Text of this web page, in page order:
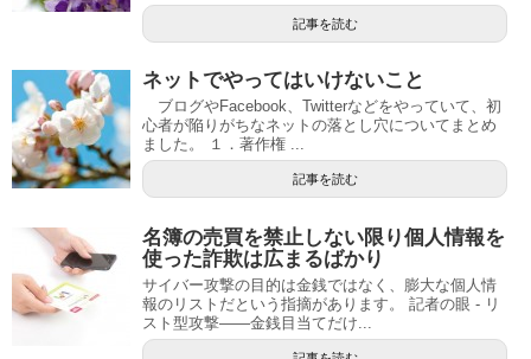
記事を読む
ネットでやってはいけないこと
ブログやFacebook、Twitterなどをやっていて、初
心者が陥りがちなネットの落とし穴についてまとめ
ました。 １．著作権 ...
記事を読む
名簿の売買を禁止しない限り個人情報を
使った詐欺は広まるばかり
サイバー攻撃の目的は金銭ではなく、膨大な個人情
報のリストだという指摘があります。 記者の眼 - リ
スト型攻撃――金銭目当てだけ...